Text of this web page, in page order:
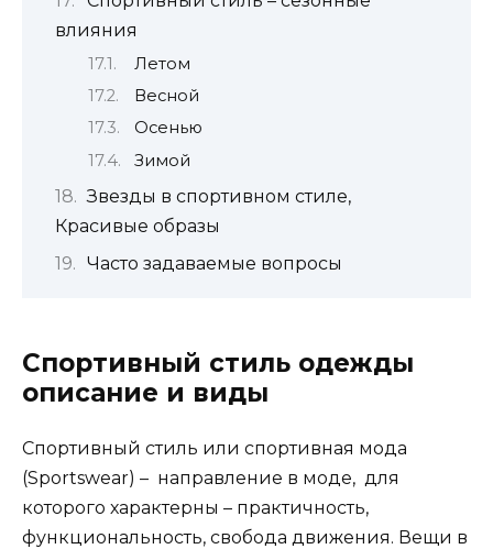
влияния
Летом
Весной
Осенью
Зимой
Звезды в спортивном стиле,
Красивые образы
Часто задаваемые вопросы
Спортивный стиль одежды
описание и виды
Спортивный стиль или спортивная мода
(Sportswear) – направление в моде, для
которого характерны – практичность,
функциональность, свобода движения. Вещи в